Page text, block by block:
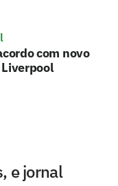
com novo
e jornal